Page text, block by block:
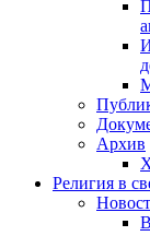
Архив
Религия в